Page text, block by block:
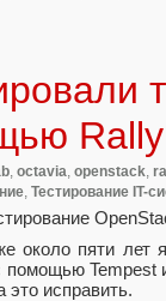
, octavia, openstack,
, Тестирование IT-
около пяти лет
Tempest
исправить.